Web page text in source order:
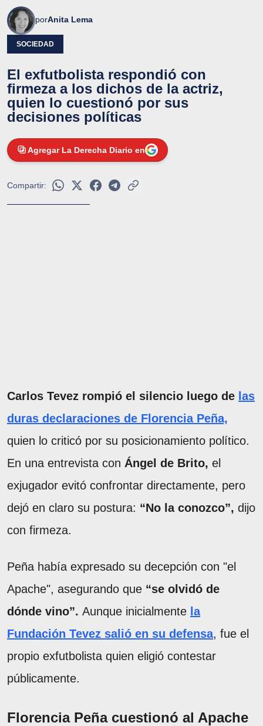
porAnita Lema
SOCIEDAD
El exfutbolista respondió con
firmeza a los dichos de la actriz,
quien lo cuestionó por sus
decisiones políticas
Agregar La Derecha Diario en
Compartir:
Carlos Tevez rompió el silencio luego de las
duras declaraciones de Florencia Peña,
quien lo criticó por su posicionamiento político.
En una entrevista con Ángel de Brito, el
exjugador evitó confrontar directamente, pero
dejó en claro su postura: “No la conozco”, dijo
con firmeza.
Peña había expresado su decepción con "el
Apache", asegurando que “se olvidó de
dónde vino”. Aunque inicialmente la
Fundación Tevez salió en su defensa, fue el
propio exfutbolista quien eligió contestar
públicamente.
Florencia Peña cuestionó al Apache